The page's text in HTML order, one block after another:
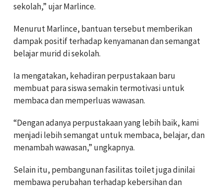
sekolah,” ujar Marlince.
Menurut Marlince, bantuan tersebut memberikan
dampak positif terhadap kenyamanan dan semangat
belajar murid di sekolah.
Ia mengatakan, kehadiran perpustakaan baru
membuat para siswa semakin termotivasi untuk
membaca dan memperluas wawasan.
“Dengan adanya perpustakaan yang lebih baik, kami
menjadi lebih semangat untuk membaca, belajar, dan
menambah wawasan,” ungkapnya.
Selain itu, pembangunan fasilitas toilet juga dinilai
membawa perubahan terhadap kebersihan dan